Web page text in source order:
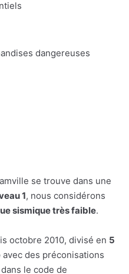
dangereuses
se trouve dans une
1, nous considérons
sismique très faible.
octobre 2010, divisé en 5
avec des préconisations
le code de